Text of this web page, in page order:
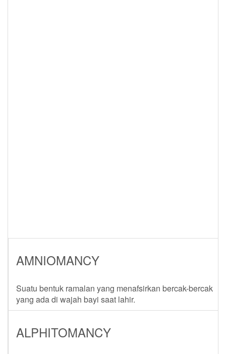
AMNIOMANCY
Suatu bentuk ramalan yang menafsirkan bercak-bercak
yang ada di wajah bayi saat lahir.
ALPHITOMANCY